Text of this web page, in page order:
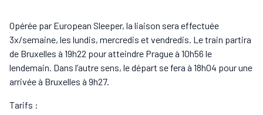
Opérée par European Sleeper, la liaison sera effectuée
3x/semaine, les lundis, mercredis et vendredis. Le train partira
de Bruxelles à 19h22 pour atteindre Prague à 10h56 le
lendemain. Dans l’autre sens, le départ se fera à 18h04 pour une
arrivée à Bruxelles à 9h27.
Tarifs :